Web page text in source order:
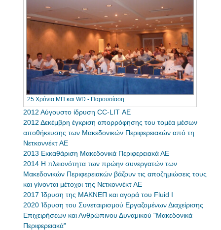
25 Χρόνια ΜΠ και WD - Παρουσίαση
2012 Αύγουστο ίδρυση CC-LIT ΑΕ
2012 Δεκέμβρη έγκριση απορρόφησης του τομέα μέσων
αποθήκευσης των Μακεδονικών Περιφερειακών από τη
Νετκοννέκτ ΑΕ
2013 Εκκαθάριση Μακεδονικά Περιφερειακά ΑΕ
2014 Η πλειονότητα των πρώην συνεργατών των
Μακεδονικών Περιφερειακών βάζουν τις αποζημιώσεις τους
και γίνονται μέτοχοι της Νετκοννέκτ ΑΕ
2017 Ίδρυση της ΜΑΚΝΕΠ και αγορά του Fluid I
2020 Ίδρυση του Συνεταιρισμού Εργαζομένων Διαχείρισης
Επιχειρήσεων και Ανθρώπινου Δυναμικού "Μακεδονικά
Περιφερειακά"